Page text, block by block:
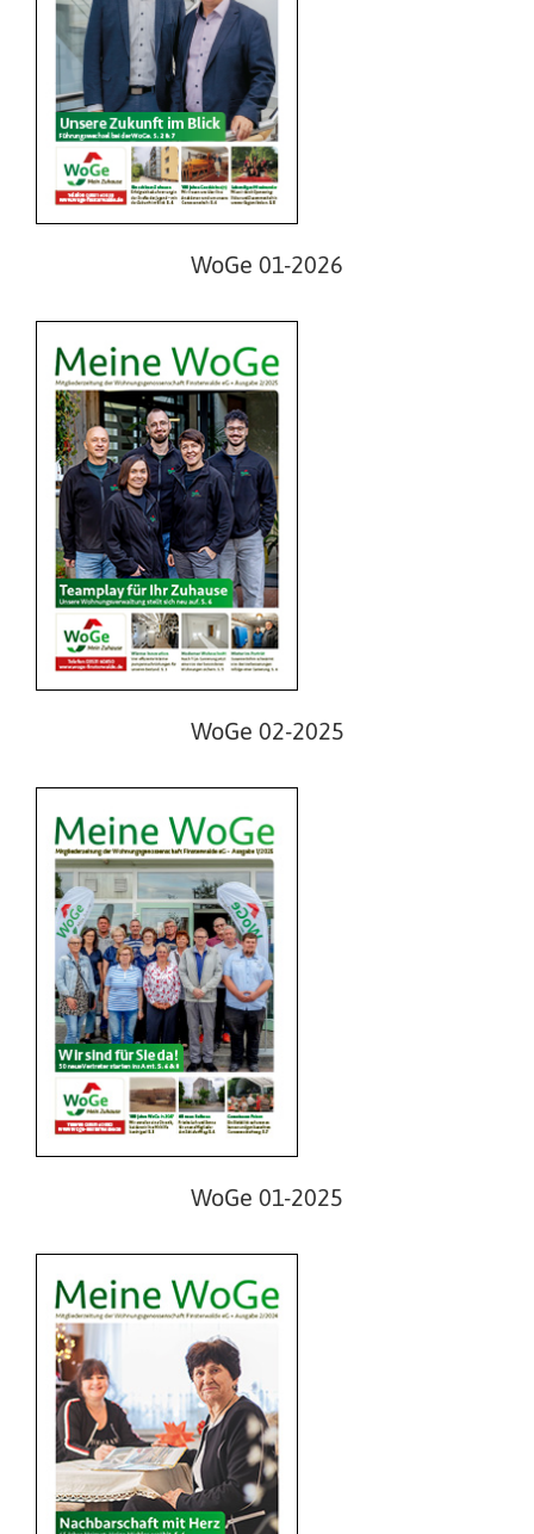
WoGe 01-2026
WoGe 02-2025
WoGe 02-2025
WoGe 01-2025
WoGe 01-2025
WoGe 02-2024